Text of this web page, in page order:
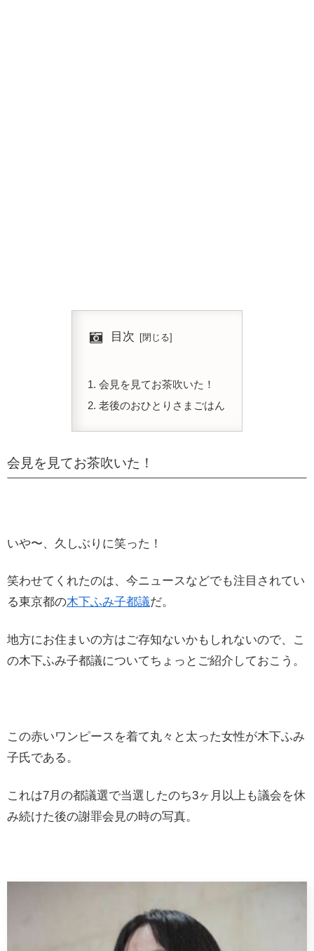
目次
会見を見てお茶吹いた！
老後のおひとりさまごはん
会見を見てお茶吹いた！
いや〜、久しぶりに笑った！
笑わせてくれたのは、今ニュースなどでも注目されてい
る東京都の木下ふみ子都議だ。
地方にお住まいの方はご存知ないかもしれないので、こ
の木下ふみ子都議についてちょっとご紹介しておこう。
この赤いワンピースを着て丸々と太った女性が木下ふみ
子氏である。
これは7月の都議選で当選したのち3ヶ月以上も議会を休
み続けた後の謝罪会見の時の写真。